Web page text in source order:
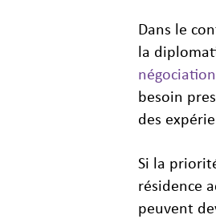
Dans le
la
besoin
des
Si la
résidence
peuvent